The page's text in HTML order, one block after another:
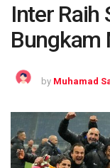
Inter Raih
Bungkam
by Muhamad